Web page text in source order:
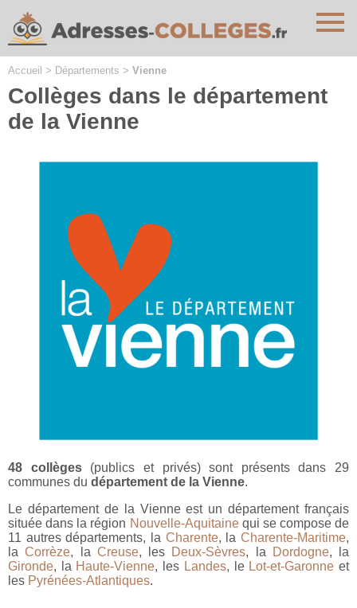
Accueil > Départements > Vienne
Collèges dans le département
de la Vienne
48 collèges(publics et privés) sont présents dans 29
communes du département de la Vienne.
Le département de la Vienne est un département français
située dans la région Nouvelle-Aquitainequi se compose de
11 autres départements, la Charente, laCharente-Maritime,
laCorrèze, la Creuse, les Deux-Sèvres, la Dordogne, la
Gironde, la Haute-Vienne, les Landes, le Lot-et-Garonne et
les Pyrénées-Atlantiques.